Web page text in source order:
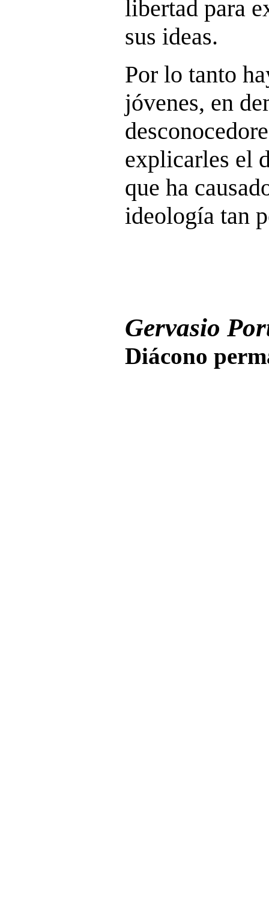
libertad para
sus ideas.
Por lo tanto
jóvenes, en
explicarles el
que ha
ideología tan
Gervasio
Diácono